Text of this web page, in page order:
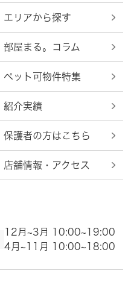
エリアから探す
部屋まる。コラム
ペット可物件特集
紹介実績
保護者の方はこちら
店舗情報・アクセス
12月~3月 10:00~19:00
4月~11月 10:00~18:00